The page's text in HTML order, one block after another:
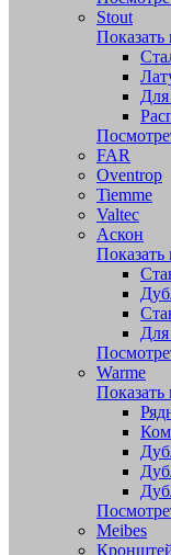
Stout
Показать
Для
FAR
Oventrop
Tiemme
Valtec
Аскон
Показать
Warme
Показать
Meibes